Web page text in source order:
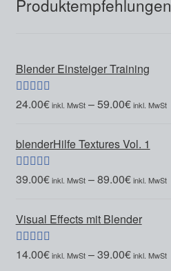
Produktempfehlungen
Blender Einsteiger Training
Bewertet mit
24.00€ –59.00€
blenderHilfe Textures Vol. 1
Bewertet mit
39.00€ –89.00€
Visual Effects mit Blender
Bewertet mit
14.00€ –39.00€